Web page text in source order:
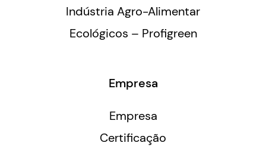
Indústria Agro-Alimentar
Ecológicos – Profigreen
Empresa
Empresa
Certificação